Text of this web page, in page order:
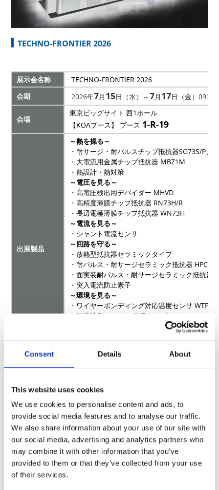
Consent Details About
This website uses cookies
We use cookies to personalise content and ads, to
provide social media features and to analyse our traffic.
We also share information about your use of our site with
our social media, advertising and analytics partners who
may combine it with other information that you’ve
provided to them or that they’ve collected from your use
of their services.
TECHNO-FRONTIER 2026
展示会名称 TECHNO-FRONTIER2026
会期
2026年7月 15日（水）～7月 17日（金）
会場
東京ビッグサイト 西1ホール
【KOAブース 】 ブース 1-R-19
出展製品
～熱を操る～
・耐サージ・耐パルスチップ抵抗器SG73S/P、
・大電流用金属チップ抵抗器 MBZ1M
・熱設計・熱対策
～電圧を見る～
・高電圧検出用デバイダー MHVD
・高精度薄膜チップ抵抗器 RN73H/R
・長辺電極薄膜チップ抵抗器 WN73H
～電流を見る～
・シャント電流センサ
～回路を守る～
・放熱型抵抗器セラミックタイプ
・耐パルス・耐サージセラミック抵抗器 HPC
・面実装耐パルス・耐サージセラミック抵抗器
・突入電流防止素子
～環境を見る～
・ワイヤーボンディング対応温度センサ WTP
・気流計測システム 微風タイプ
・硫化反応チップ SK73シリーズ
・SiC/GaN向け ゲート抵抗器 上下面電極ゲー
事前登録はこちら
公式サイト KOA紹介ページ